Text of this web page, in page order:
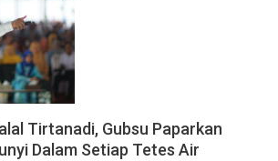
Tirtanadi, Gubsu Paparkan
Dalam Setiap Tetes Air